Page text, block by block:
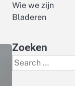
Wie we zijn
Bladeren
Zoeken
Search
for: